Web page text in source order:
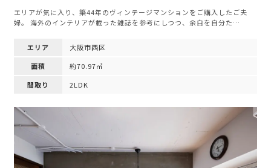
エリアが気に入り、築44年のヴィンテージマンションをご購入したご夫
婦。 海外のインテリアが載った雑誌を参考にしつつ、余白を自分た…
エリア
大阪市西区
面積
約70.97㎡
間取り
2LDK